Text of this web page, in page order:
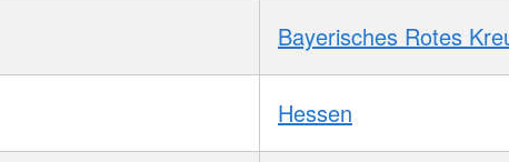
Bayerisches Rotes
Hessen